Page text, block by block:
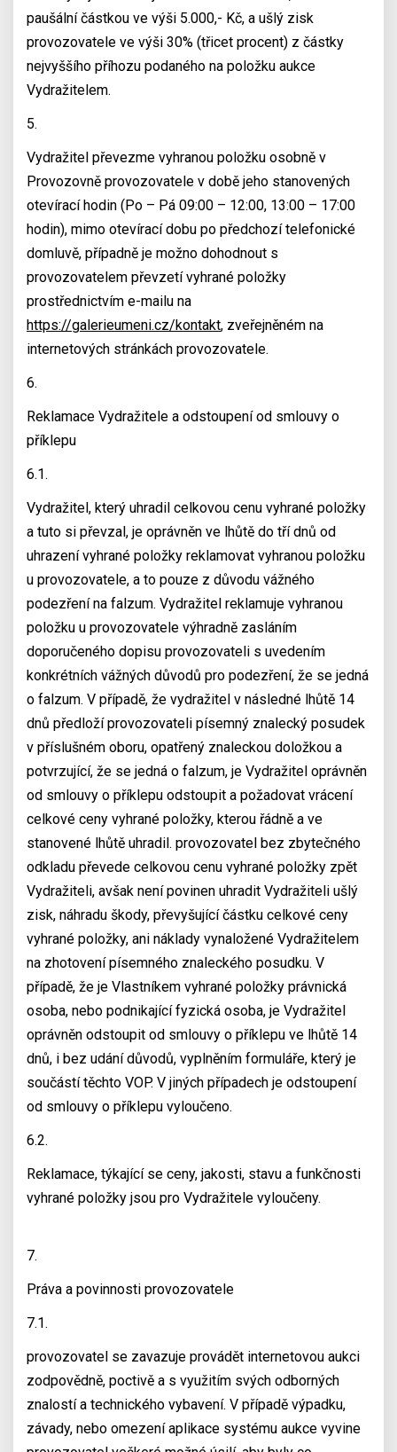
paušální částkou ve výši 5.000,- Kč, a ušlý zisk
provozovatele ve výši 30% (třicet procent) z částky
nejvyššího příhozu podaného na položku aukce
Vydražitelem.
5.
Vydražitel převezme vyhranou položku osobně v
Provozovně provozovatele v době jeho stanovených
otevírací hodin (Po – Pá 09:00 – 12:00, 13:00 – 17:00
hodin), mimo otevírací dobu po předchozí telefonické
domluvě, případně je možno dohodnout s
provozovatelem převzetí vyhrané položky
prostřednictvím e-mailu na
https://galerieumeni.cz/kontakt, zveřejněném na
internetových stránkách provozovatele.
6.
Reklamace Vydražitele a odstoupení od smlouvy o
příklepu
6.1.
Vydražitel, který uhradil celkovou cenu vyhrané položky
a tuto si převzal, je oprávněn ve lhůtě do tří dnů od
uhrazení vyhrané položky reklamovat vyhranou položku
u provozovatele, a to pouze z důvodu vážného
podezření na falzum. Vydražitel reklamuje vyhranou
položku u provozovatele výhradně zasláním
doporučeného dopisu provozovateli s uvedením
konkrétních vážných důvodů pro podezření, že se jedná
o falzum. V případě, že vydražitel v následné lhůtě 14
dnů předloží provozovateli písemný znalecký posudek
v příslušném oboru, opatřený znaleckou doložkou a
potvrzující, že se jedná o falzum, je Vydražitel oprávněn
od smlouvy o příklepu odstoupit a požadovat vrácení
celkové ceny vyhrané položky, kterou řádně a ve
stanovené lhůtě uhradil. provozovatel bez zbytečného
odkladu převede celkovou cenu vyhrané položky zpět
Vydražiteli, avšak není povinen uhradit Vydražiteli ušlý
zisk, náhradu škody, převyšující částku celkové ceny
vyhrané položky, ani náklady vynaložené Vydražitelem
na zhotovení písemného znaleckého posudku. V
případě, že je Vlastníkem vyhrané položky právnická
osoba, nebo podnikající fyzická osoba, je Vydražitel
oprávněn odstoupit od smlouvy o příklepu ve lhůtě 14
dnů, i bez udání důvodů, vyplněním formuláře, který je
součástí těchto VOP. V jiných případech je odstoupení
od smlouvy o příklepu vyloučeno.
6.2.
Reklamace, týkající se ceny, jakosti, stavu a funkčnosti
vyhrané položky jsou pro Vydražitele vyloučeny.
7.
Práva a povinnosti provozovatele
7.1.
provozovatel se zavazuje provádět internetovou aukci
zodpovědně, poctivě a s využitím svých odborných
znalostí a technického vybavení. V případě výpadku,
závady, nebo omezení aplikace systému aukce vyvine